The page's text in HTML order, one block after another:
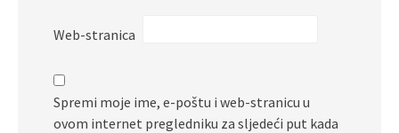
Web-stranica
Spremi moje ime, e-poštu i web-stranicu u
ovom internet pregledniku za sljedeći put kada